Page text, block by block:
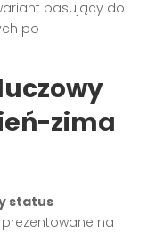
pasujący do
po
zima
status
prezentowane na